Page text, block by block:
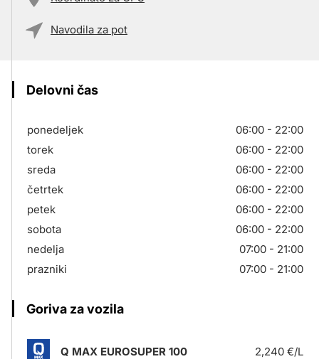
Navodila za pot
Delovni čas
ponedeljek
06:00 - 22:00
torek
06:00 - 22:00
sreda
06:00 - 22:00
četrtek
06:00 - 22:00
petek
06:00 - 22:00
sobota
06:00 - 22:00
nedelja
07:00 - 21:00
prazniki
07:00 - 21:00
Goriva za vozila
Q MAX EUROSUPER 100 2,240 €/L